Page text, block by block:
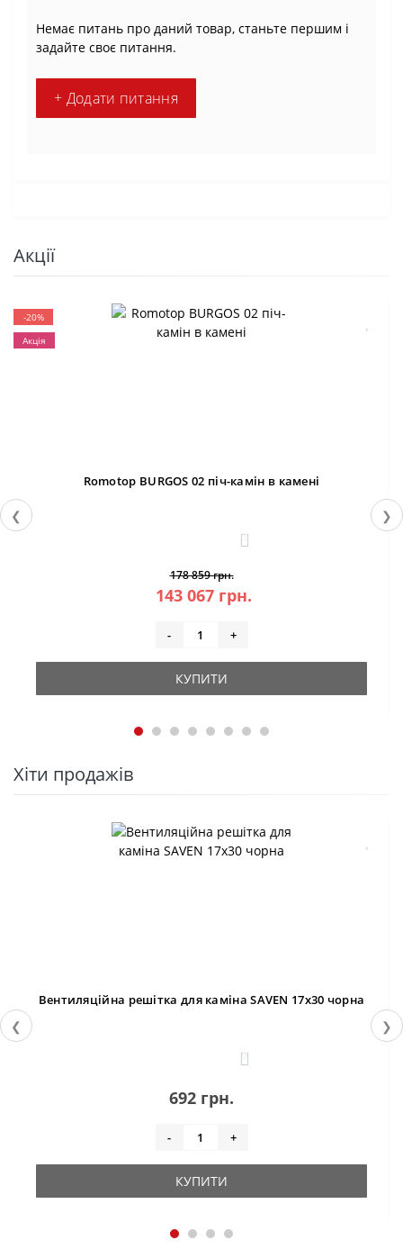
Немає питань про даний товар, станьте першим і
задайте своє питання.
+ Додати питання
Акції
❮
-20%
Акція
Romotop BURGOS 02 піч-камін в камені
3
178 859 грн.
143 067 грн.
- +
КУПИТИ
❯
Хіти продажів
❮
Вентиляційна решітка для каміна SAVEN 17х30 чорна
0
692 грн.
- +
КУПИТИ
❯